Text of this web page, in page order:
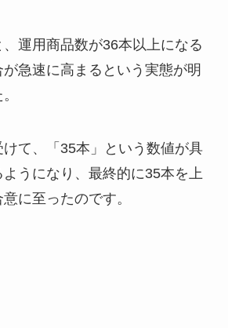
運用商品数が36本以上になる
急速に高まるという実態が明
て、「35本」という数値が具
うになり、最終的に35本を上
に至ったのです。